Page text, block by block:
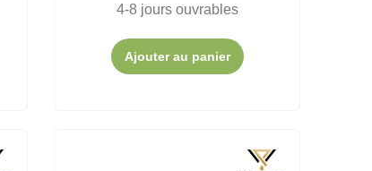
4-8 jours ouvrables
Ajouter au panier